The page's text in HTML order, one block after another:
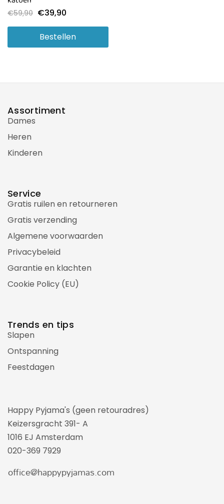
€59,90 €39,90
Bestellen
Assortiment
Dames
Heren
Kinderen
Service
Gratis ruilen en retourneren
Gratis verzending
Algemene voorwaarden
Privacybeleid
Garantie en klachten
Cookie Policy (EU)
Trends en tips
Slapen
Ontspanning
Feestdagen
Happy Pyjama's (geen retouradres)
Keizersgracht 391- A
1016 EJ Amsterdam
020-369 7929